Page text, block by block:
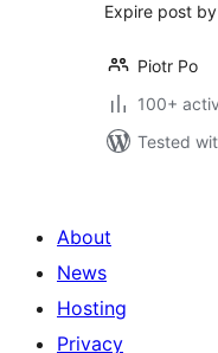
Expire post
Piotr Po
100+
Tested
About
News
Hosting
Privacy